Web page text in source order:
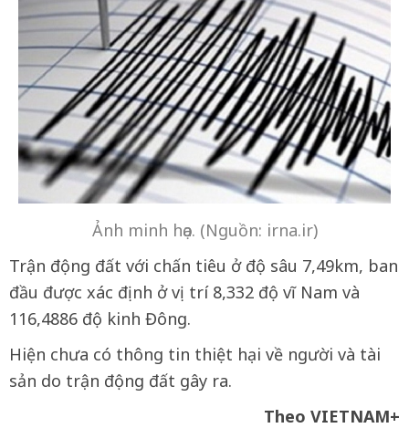
Ảnh minh họa. (Nguồn: irna.ir)
Trận động đất với chấn tiêu ở độ sâu 7,49km, ban
đầu được xác định ở vị trí 8,332 độ vĩ Nam và
116,4886 độ kinh Đông.
Hiện chưa có thông tin thiệt hại về người và tài
sản do trận động đất gây ra.
Theo VIETNAM+